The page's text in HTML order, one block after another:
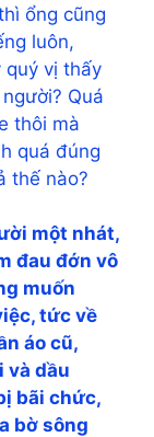
ổng cũng
luôn,
quý vị thấy
Quá
thôi mà
quá đúng
thế nào?
một nhát,
đau đớn vô
muốn
tức về
áo cũ,
và dầu
bãi chức,
bờ sông